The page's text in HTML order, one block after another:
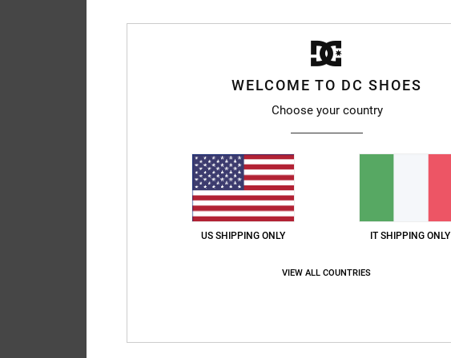
WELCOME TO DC SHOES
Choose your country
US SHIPPING ONLY IT SHIPPING ONLY
VIEW ALL COUNTRIES